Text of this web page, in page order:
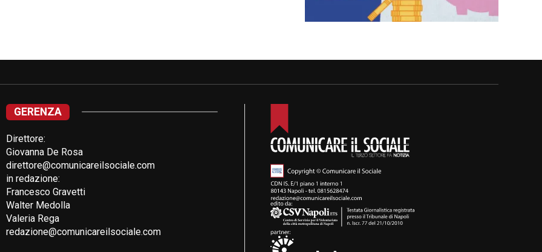
GERENZA
Direttore:
Giovanna De Rosa
direttore@comunicareilsociale.com
in redazione:
Francesco Gravetti
Walter Medolla
Valeria Rega
redazione@comunicareilsociale.com